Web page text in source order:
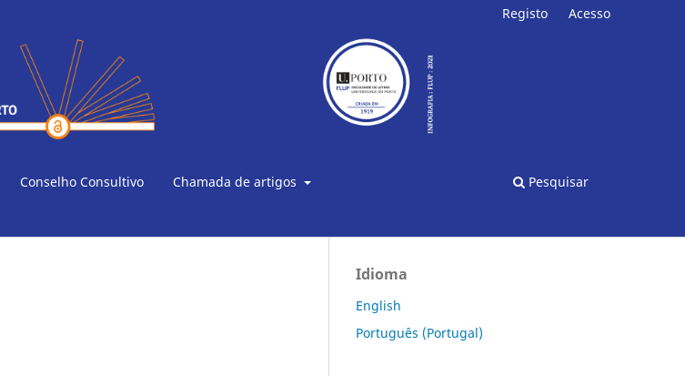
Conselho Consultivo Chamada de artigos Pesquisar
Registo Acesso
Idioma
English
Português (Portugal)